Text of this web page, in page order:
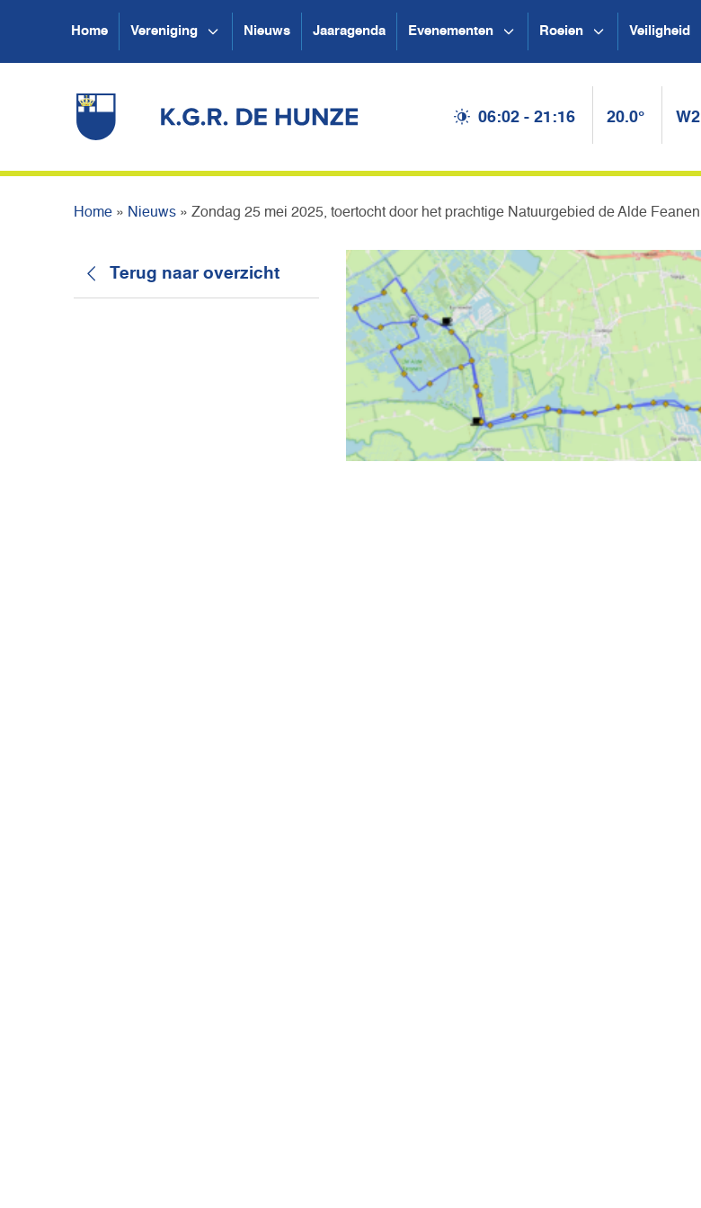
Home Vereniging Nieuws Jaaragenda Evenementen Roeien Veiligheid
06:02 - 21:16 20.0° W2
Home » Nieuws » Zondag 25 mei 2025, toertocht door het prachtige Natuurgebied de Alde Feanen
Terug naar overzicht